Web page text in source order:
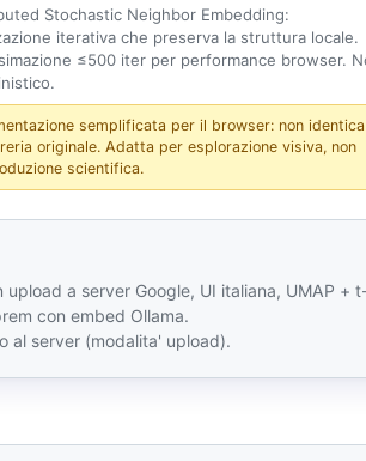
Stochastic Neighbor Embedding:
iterativa che preserva la struttura locale.
≤500 iter per performance browser.
semplificata per il browser: non identica
originale. Adatta per esplorazione visiva, non
scientifica.
upload a server Google, UI italiana, UMAP +
con embed Ollama.
al server (modalita' upload).